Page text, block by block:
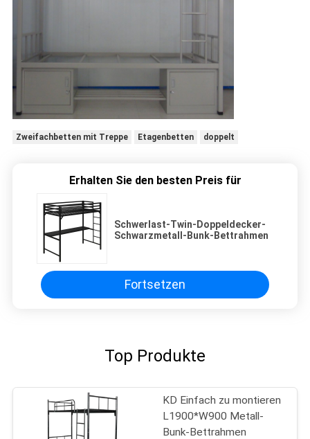
Zweifachbetten mit Treppe Etagenbetten doppelt
Erhalten Sie den besten Preis für
Schwerlast-Twin-Doppeldecker-
Schwarzmetall-Bunk-Bettrahmen
Fortsetzen
Top Produkte
KD Einfach zu montieren
L1900*W900 Metall-
Bunk-Bettrahmen